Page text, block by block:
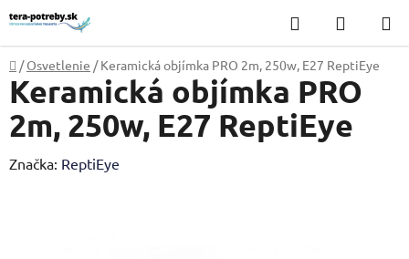
Prejsť
na
obsah
Hľadať
KOŠÍK
Domov
/ Osvetlenie / Keramická objímka PRO 2m, 250w, E27 ReptiEye
Keramická objímka PRO
2m, 250w, E27 ReptiEye
Značka: ReptiEye